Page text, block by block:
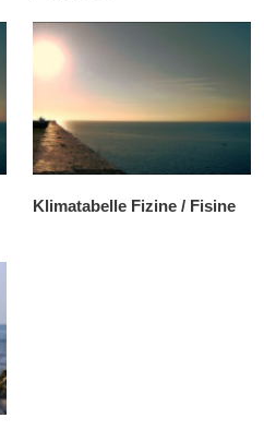
Klimatabelle Fizine / Fisine